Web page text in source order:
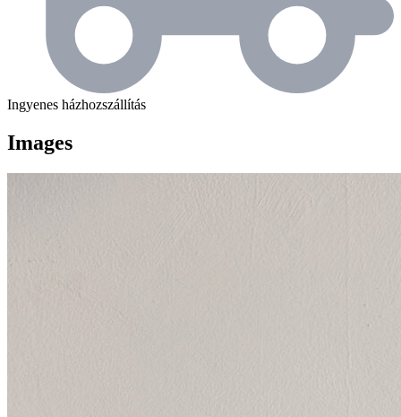
Ingyenes házhozszállítás
Images